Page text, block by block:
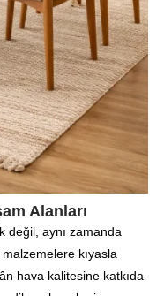
Alanları
değil, aynı zamanda
kıyasla
hava kalitesine katkıda